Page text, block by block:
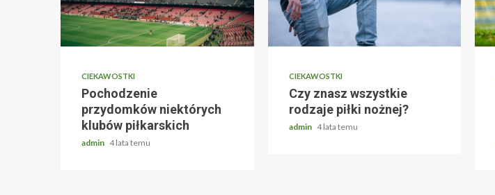
CIEKAWOSTKI
Pochodzenie
przydomków niektórych
klubów piłkarskich
admin 4 lata temu
CIEKAWOSTKI
Czy znasz wszystkie
rodzaje piłki nożnej?
admin 4 lata temu